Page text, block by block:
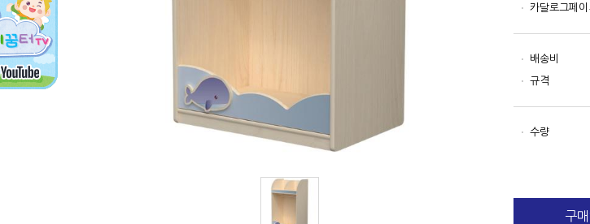
카달로그페이
배송비
규격
수량
구매